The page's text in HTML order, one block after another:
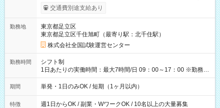
※勤務回数により昇給あり 【即給（前払い）オプションあ
り！】 希望される場合、勤務から1週間ほどで給与の一部を受け
例】 ・河合塾模擬試験 8:30～17:30（休憩1時間） 時給1,300円
×8時間＝日収10,400円＋交通費 ※当日の役割により時給＋100
円の場合あり ・国家試験 7:00～13:30（休憩なし） 時給1,300
円（役割手当＋100円）×6時間＝日収8,400円＋交通費 【試用期
間】試用期間なし
交通費別途支給あり
勤務地
東京都足立区
東京都足立区千住旭町（最寄り駅：北千住駅）
株式会社全国試験運営センター
勤務時間
シフト制
1日あたりの実働時間：最大7時間/日 09：00～17：00 ※勤務時
間は 試験により異なります。
期間 単発・1日のみOK / 短期（1ヶ月以内）
特徴 週1日からOK / 副業・WワークOK / 10名以上の大量募集